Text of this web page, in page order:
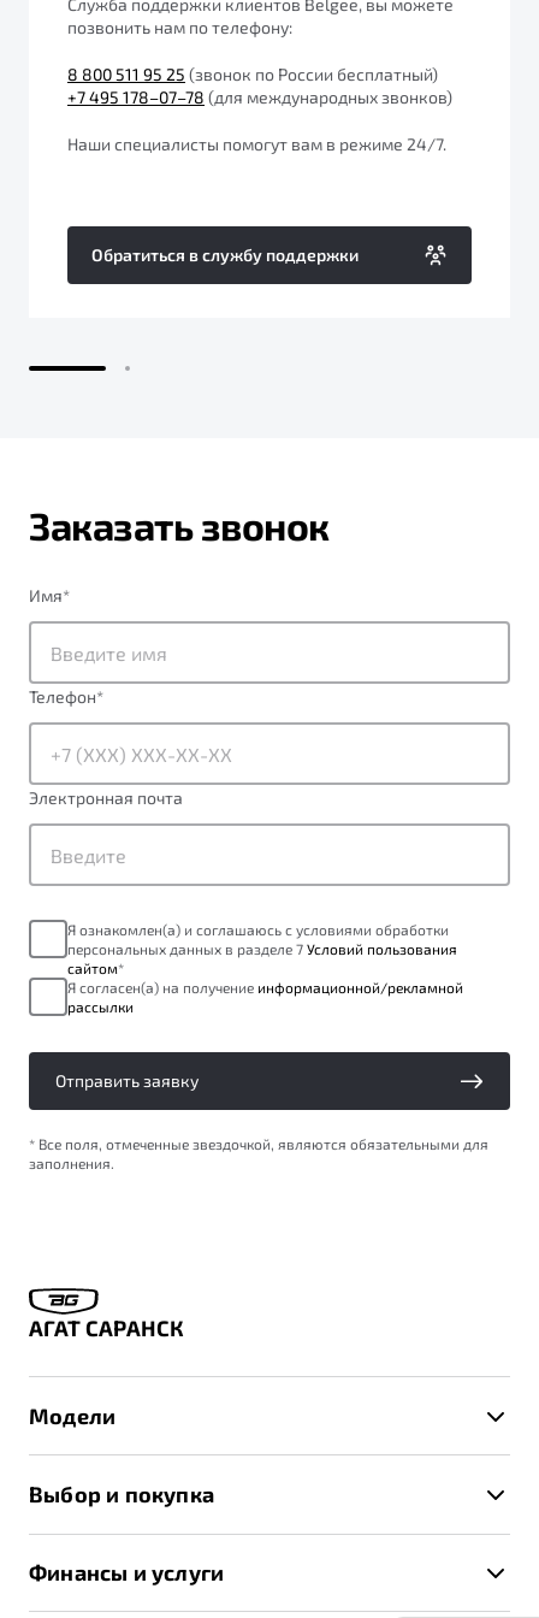
от 1 699 990 ₽*
Обзор В наличии
X70
Автокредит
Спецпредложения
Будьте еще более уверены на дорогах с программой
Калькулятор ТО
Служба поддержки клиентов Belgee, вы можете
позвонить нам по телефону:
8 800 511 95 25 (звонок по России бесплатный)
+7 495 178–07–78 (для международных звонков)
Наши специалисты помогут вам в режиме 24/7.
Обратиться в службу поддержки
Заказать звонок
Имя*
Телефон*
Электронная почта
Я ознакомлен(а) и соглашаюсь с условиями обработки
персональных данных в разделе 7 Условий пользования
сайтом*
Я согласен(а) на получение информационной/рекламной
рассылки
Отправить заявку
* Все поля, отмеченные звездочкой, являются обязательными для
заполнения.
АГАТ САРАНСК
Модели
X70
Выбор и покупка
Спецпредложения и Акции
Финансы и услуги